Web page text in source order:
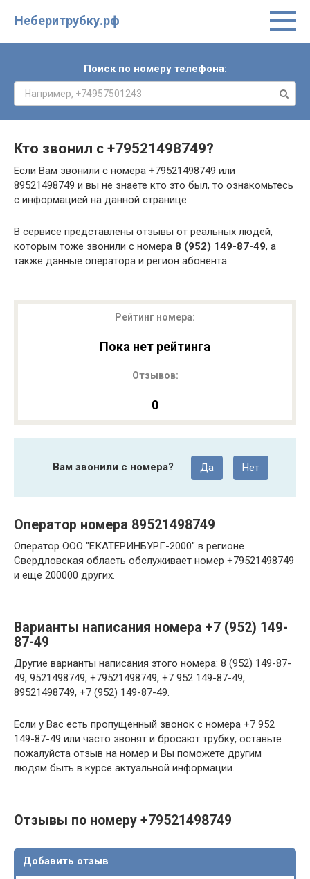
Неберитрубку.рф
Поиск по номеру телефона:
Кто звонил с +79521498749?
Если Вам звонили с номера +79521498749 или
89521498749 и вы не знаете кто это был, то ознакомьтесь
с информацией на данной странице.
В сервисе представлены отзывы от реальных людей,
которым тоже звонили с номера 8 (952) 149-87-49, а
также данные оператора и регион абонента.
Рейтинг номера:
Пока нет рейтинга
Отзывов:
0
Вам звонили с номера? Да Нет
Оператор номера 89521498749
Оператор ООО "ЕКАТЕРИНБУРГ-2000" в регионе
Свердловская область обслуживает номер +79521498749
и еще 200000 других.
Варианты написания номера +7 (952) 149-
87-49
Другие варианты написания этого номера: 8 (952) 149-87-
49, 9521498749, +79521498749, +7 952 149-87-49,
89521498749, +7 (952) 149-87-49.
Если у Вас есть пропущенный звонок с номера +7 952
149-87-49 или часто звонят и бросают трубку, оставьте
пожалуйста отзыв на номер и Вы поможете другим
людям быть в курсе актуальной информации.
Отзывы по номеру +79521498749
Добавить отзыв